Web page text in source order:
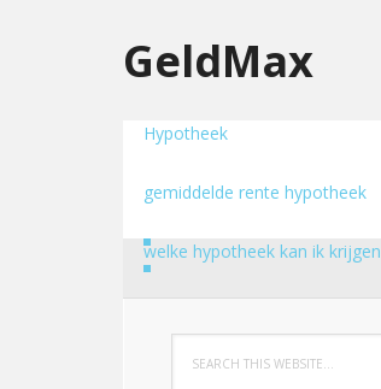
GeldMax
Hypotheek
gemiddelde rente hypotheek
welke hypotheek kan ik krijgen